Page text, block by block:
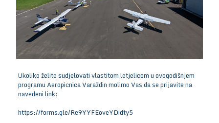
Ukoliko želite sudjelovati vlastitom letjelicom u ovogodišnjem
programu Aeropicnica Varaždin molimo Vas da se prijavite na
navedeni link:
https://forms.gle/Re9YYFEoveYDidty5